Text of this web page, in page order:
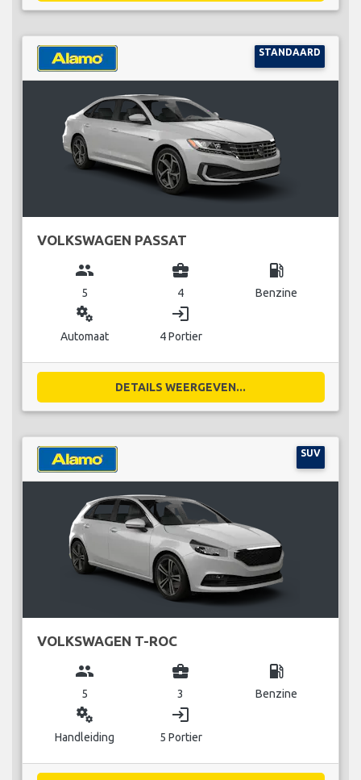
STANDAARD
VOLKSWAGEN PASSAT
group
5
business_center
4
local_gas_station
Benzine
miscellaneous_services
Automaat
login
4 Portier
DETAILS WEERGEVEN...
SUV
VOLKSWAGEN T-ROC
group
5
business_center
3
local_gas_station
Benzine
miscellaneous_services
Handleiding
login
5 Portier